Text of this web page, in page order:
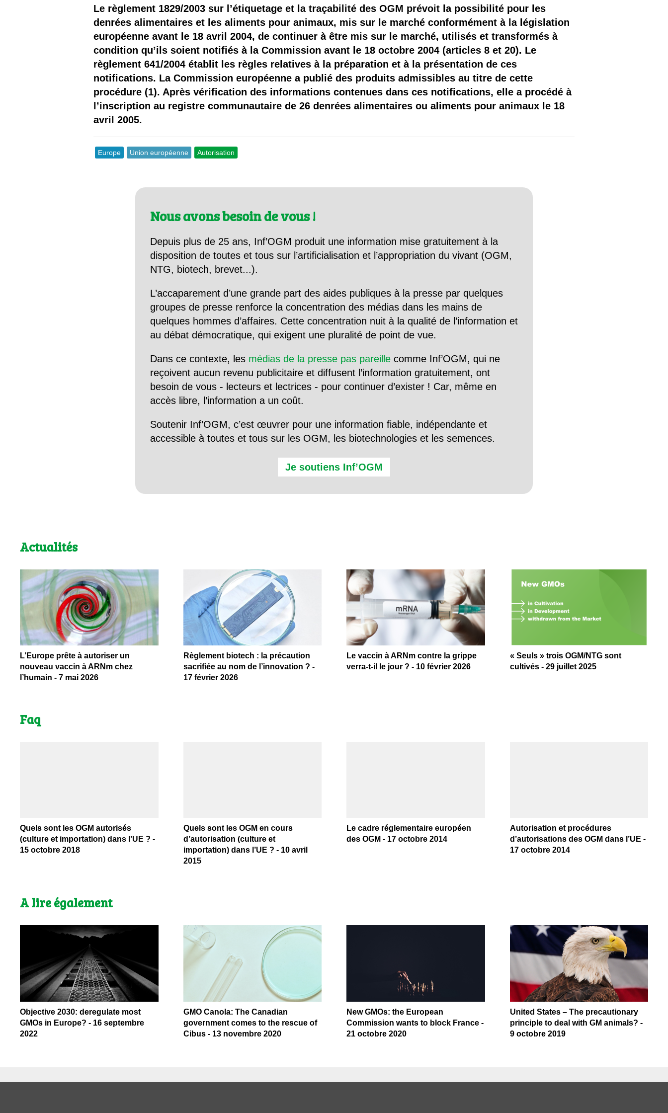
Il y a semence…. et semence
Quels sont les avantages et les inconvénients des OGM ?
Le règlement 1829/2003 sur l’étiquetage et la traçabilité des OGM prévoit la possibilité pour les
denrées alimentaires et les aliments pour animaux, mis sur le marché conformément à la législation
européenne avant le 18 avril 2004, de continuer à être mis sur le marché, utilisés et transformés à
condition qu’ils soient notifiés à la Commission avant le 18 octobre 2004 (articles 8 et 20). Le
règlement 641/2004 établit les règles relatives à la préparation et à la présentation de ces
notifications. La Commission européenne a publié des produits admissibles au titre de cette
procédure (1). Après vérification des informations contenues dans ces notifications, elle a procédé à
l’inscription au registre communautaire de 26 denrées alimentaires ou aliments pour animaux le 18
avril 2005.
Europe Union européenne Autorisation
Nous avons besoin de vous !
Depuis plus de 25 ans, Inf’OGM produit une information mise gratuitement à la
disposition de toutes et tous sur l’artificialisation et l’appropriation du vivant (OGM,
NTG, biotech, brevet...).
L’accaparement d’une grande part des aides publiques à la presse par quelques
groupes de presse renforce la concentration des médias dans les mains de
quelques hommes d’affaires. Cette concentration nuit à la qualité de l’information et
au débat démocratique, qui exigent une pluralité de point de vue.
Dans ce contexte, les médias de la presse pas pareille comme Inf’OGM, qui ne
reçoivent aucun revenu publicitaire et diffusent l’information gratuitement, ont
besoin de vous - lecteurs et lectrices - pour continuer d’exister ! Car, même en
accès libre, l’information a un coût.
Soutenir Inf’OGM, c’est œuvrer pour une information fiable, indépendante et
accessible à toutes et tous sur les OGM, les biotechnologies et les semences.
Je soutiens Inf’OGM
Actualités
L’Europe prête à autoriser un
nouveau vaccin à ARNm chez
l’humain - 7 mai 2026
Règlement biotech : la précaution
sacrifiée au nom de l’innovation ? -
17 février 2026
Le vaccin à ARNm contre la grippe
verra-t-il le jour ? - 10 février 2026
« Seuls » trois OGM/NTG sont
cultivés - 29 juillet 2025
Faq
Quels sont les OGM autorisés
(culture et importation) dans l’UE ? -
15 octobre 2018
Quels sont les OGM en cours
d’autorisation (culture et
importation) dans l’UE ? - 10 avril
2015
Le cadre réglementaire européen
des OGM - 17 octobre 2014
Autorisation et procédures
d’autorisations des OGM dans l’UE -
17 octobre 2014
A lire également
Objective 2030: deregulate most
GMOs in Europe? - 16 septembre
2022
GMO Canola: The Canadian
government comes to the rescue of
Cibus - 13 novembre 2020
New GMOs: the European
Commission wants to block France -
21 octobre 2020
United States – The precautionary
principle to deal with GM animals? -
9 octobre 2019